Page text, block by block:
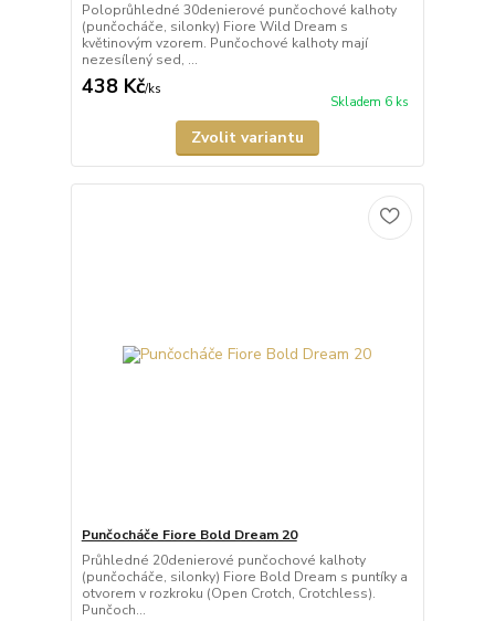
Poloprůhledné 30denierové punčochové kalhoty
(punčocháče, silonky) Fiore Wild Dream s
květinovým vzorem. Punčochové kalhoty mají
nezesílený sed, ...
438 Kč/ks
Skladem 6 ks
Zvolit variantu
Punčocháče Fiore Bold Dream 20
Průhledné 20denierové punčochové kalhoty
(punčocháče, silonky) Fiore Bold Dream s puntíky a
otvorem v rozkroku (Open Crotch, Crotchless).
Punčoch...